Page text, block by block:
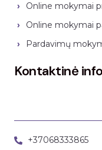
Online mokymai
Online mokymai
Pardavimų
Kontaktinė
+37068333865